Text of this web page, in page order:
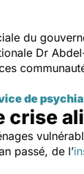
du
Dr
de
crise
passé, de l’